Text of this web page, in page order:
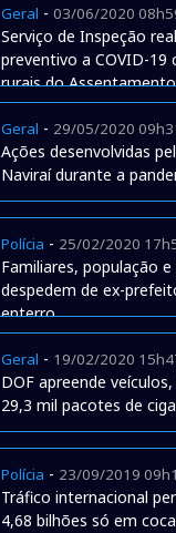
Geral -03/06/2020
Serviço de Inspeção
preventivo a COVID-
rurais do Assentamento
Geral - 29/05/2020
Ações desenvolvidas
Naviraí durante a
Polícia - 25/02/2020
Familiares, população
despedem de ex-
enterro
Geral - 19/02/2020
DOF apreende
29,3 mil pacotes de
Polícia - 23/09/2019
Tráfico internacional
4,68 bilhões só em